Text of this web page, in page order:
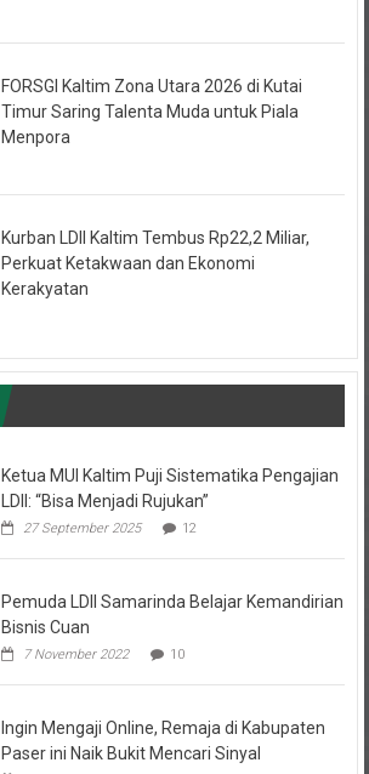
Timur Saring Talenta Muda untuk Piala
Menpora
Perkuat Ketakwaan dan Ekonomi
Kerakyatan
LDII: “Bisa Menjadi Rujukan”
27 September 2025 12
Bisnis Cuan
7 November 2022
Paser ini Naik Bukit Mencari Sinyal
22 Agustus 2020 6